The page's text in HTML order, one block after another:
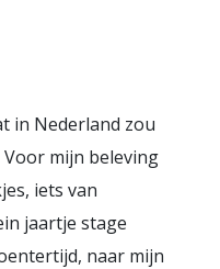
in Nederland zou
mijn beleving
iets van
jaartje stage
naar mijn